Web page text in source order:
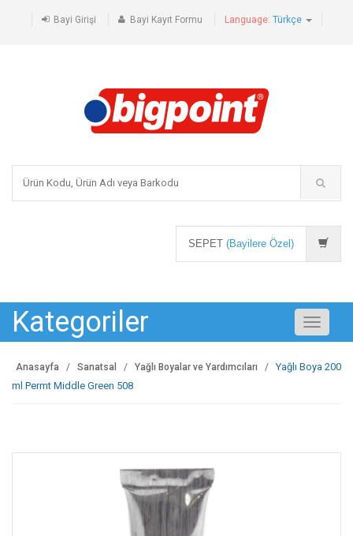
Bayi Girişi Bayi Kayıt Formu Language: Türkçe
SEPET (Bayilere Özel)
Kategoriler
Toggle
Anasayfa Sanatsal Yağlı Boyalar ve Yardımcıları
Yağlı Boya 200
ml Permt Middle Green 508